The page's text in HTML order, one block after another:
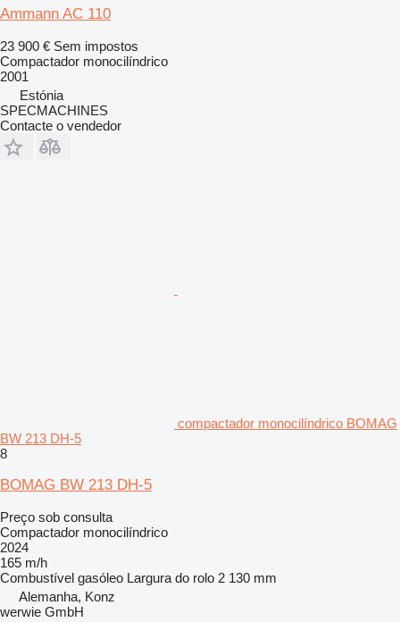
Ammann AC 110
23 900 € Sem impostos
Compactador monocilíndrico
2001
Estónia
SPECMACHINES
Contacte o vendedor
compactador monocilíndrico BOMAG
BW 213 DH-5
8
BOMAG BW 213 DH-5
Preço sob consulta
Compactador monocilíndrico
2024
165 m/h
Combustível gasóleo Largura do rolo 2 130 mm
Alemanha, Konz
werwie GmbH